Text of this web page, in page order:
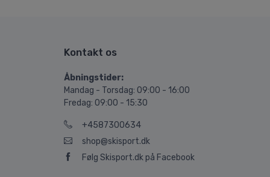
Kontakt os
Åbningstider:
Mandag - Torsdag: 09:00 - 16:00
Fredag: 09:00 - 15:30
+4587300634
shop@skisport.dk
Følg Skisport.dk på Facebook